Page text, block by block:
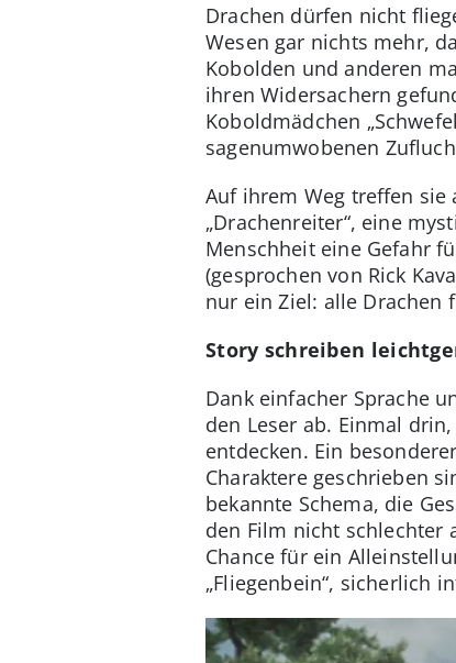
Drachen dürfen nicht
Wesen gar nichts mehr,
Kobolden und anderen
ihren Widersachern
Koboldmädchen
sagenumwobenen
Auf ihrem Weg treffen sie
„Drachenreiter“, eine
Menschheit eine Gefahr
(gesprochen von Rick
nur ein Ziel: alle Drachen
Story schreiben
Dank einfacher Sprache
den Leser ab. Einmal
entdecken. Ein
Charaktere geschrieben
bekannte Schema, die
den Film nicht schlechter
Chance für ein
„Fliegenbein“, sicherlich